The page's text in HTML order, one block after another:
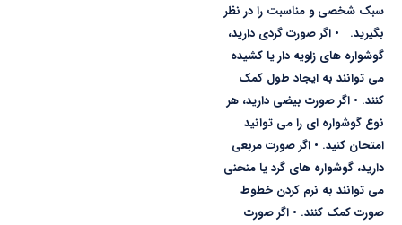
سبک شخصی و مناسبت را در نظر
بگیرید. • اگر صورت گردی دارید،
گوشواره های زاویه دار یا کشیده
می توانند به ایجاد طول کمک
کنند. • اگر صورت بیضی دارید، هر
نوع گوشواره ای را می توانید
امتحان کنید. • اگر صورت مربعی
دارید، گوشواره های گرد یا منحنی
می توانند به نرم کردن خطوط
صورت کمک کنند. • اگر صورت